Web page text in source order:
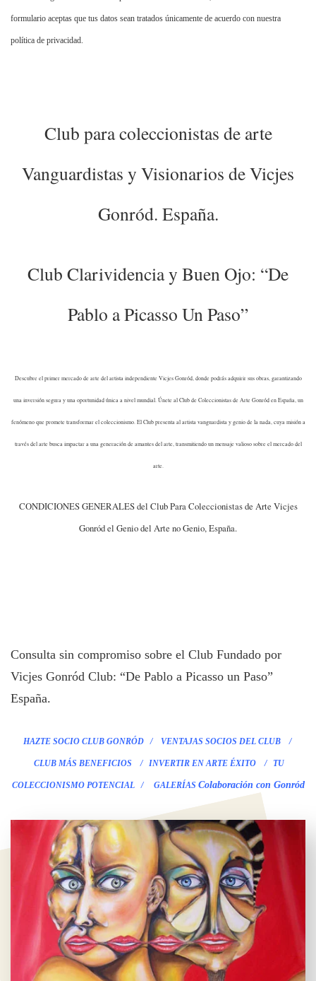
formulario aceptas que tus datos sean tratados únicamente de acuerdo con nuestra
política de privacidad.
Club para coleccionistas de arte
Vanguardistas y Visionarios de Vicjes
Gonród. España.
Club Clarividencia y Buen Ojo: “De
Pablo a Picasso Un Paso”
Descubre el primer mercado de arte del artista independiente Vicjes Gonród, donde podrás adquirir sus obras, garantizando
una inversión segura y una oportunidad única a nivel mundial. Únete al Club de Coleccionistas de Arte Gonród en España, un
fenómeno que promete transformar el coleccionismo. El Club presenta al artista vanguardista y genio de la nada, cuya misión a
través del arte busca impactar a una generación de amantes del arte, transmitiendo un mensaje valioso sobre el mercado del
arte.
CONDICIONES GENERALES del Club Para Coleccionistas de Arte Vicjes
Gonród el Genio del Arte no Genio, España.
Consulta sin compromiso sobre el Club Fundado por
Vicjes Gonród Club: “De Pablo a Picasso un Paso”
España.
HAZTE SOCIO CLUB GONRÓD/ VENTAJAS SOCIOS DEL CLUB /
CLUB MÁS BENEFICIOS / INVERTIR EN ARTE ÉXITO / TU
COLECCIONISMO POTENCIAL / GALERÍAS Colaboración con Gonród